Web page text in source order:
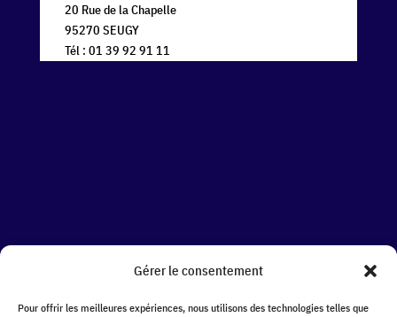
Gérer le consentement
Pour offrir les meilleures expériences, nous utilisons des technologies telles que
20 Rue de la Chapelle
95270 SEUGY
Tél : 01 39 92 91 11